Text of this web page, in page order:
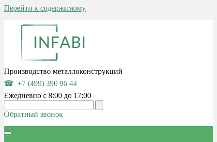
Перейти к содержимому
Производство металлоконструкций
+7 (499) 390 96 44
Ежедневно с 8:00 до 17:00
Обратный звонок